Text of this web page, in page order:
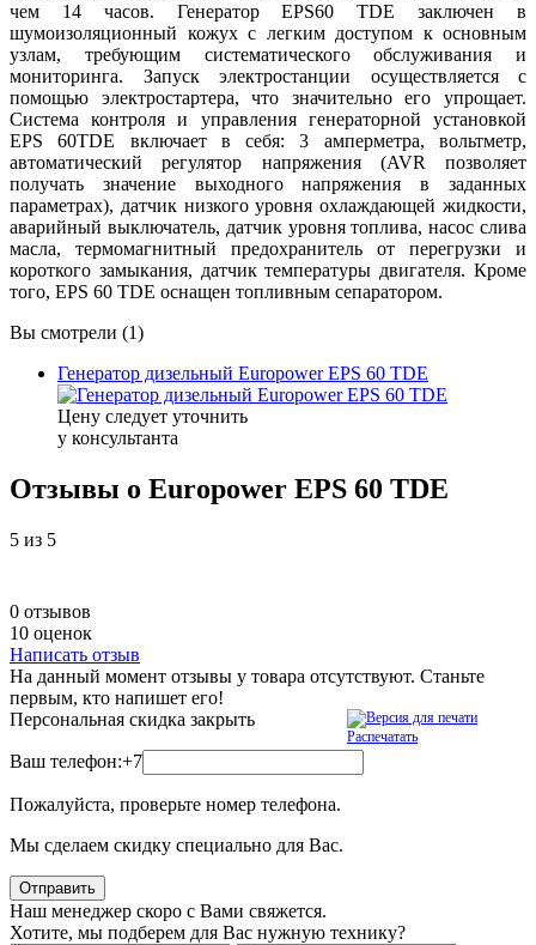
чем 14 часов. Генератор EPS60 TDE заключен в
шумоизоляционный кожух с легким доступом к основным
узлам, требующим систематического обслуживания и
мониторинга. Запуск электростанции осуществляется с
помощью электростартера, что значительно его упрощает.
Система контроля и управления генераторной установкой
EPS 60TDE включает в себя: 3 амперметра, вольтметр,
автоматический регулятор напряжения (AVR позволяет
получать значение выходного напряжения в заданных
параметрах), датчик низкого уровня охлаждающей жидкости,
аварийный выключатель, датчик уровня топлива, насос слива
масла, термомагнитный предохранитель от перегрузки и
короткого замыкания, датчик температуры двигателя. Кроме
того, EPS 60 TDE оснащен топливным сепаратором.
Вы смотрели (1)
Генератор дизельный Europower EPS 60 TDE
Цену следует уточнить
у консультанта
Отзывы о Europower EPS 60 TDE
5 из 5
0 отзывов
10 оценок
Написать отзыв
На данный момент отзывы у товара отсутствуют. Станьте
первым, кто напишет его!
Распечатать
Персональная скидка закрыть
Ваш телефон:+7
Пожалуйста, проверьте номер телефона.
Мы сделаем скидку специально для Вас.
Отправить
Наш менеджер скоро с Вами свяжется.
Хотите, мы подберем для Вас нужную технику?